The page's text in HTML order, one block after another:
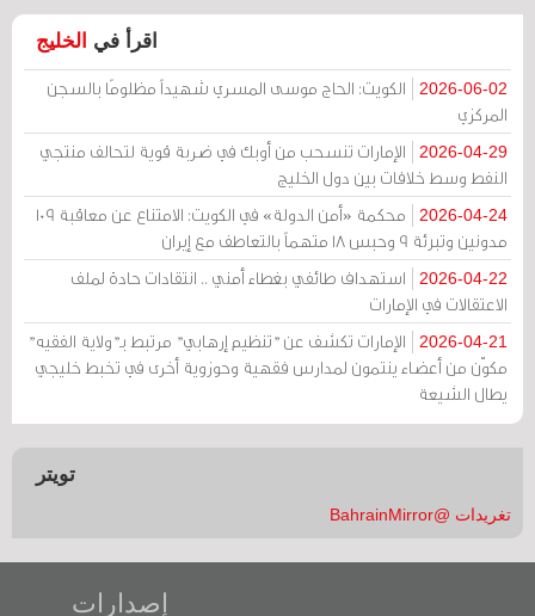
اقرأ في الخليج
2026-06-02
الكويت: الحاج موسى المسري شهيداً مظلومًا بالسجن
المركزي
2026-04-29
الإمارات تنسحب من أوبك في ضربة قوية لتحالف منتجي
النفط وسط خلافات بين دول الخليج
2026-04-24
محكمة «أمن الدولة» في الكويت: الامتناع عن معاقبة 109
مدونين وتبرئة 9 وحبس 18 متهماً بالتعاطف مع إيران
2026-04-22
استهداف طائفي بغطاء أمني .. انتقادات حادة لملف
الاعتقالات في الإمارات
2026-04-21
الإمارات تكشف عن "تنظيم إرهابي" مرتبط بـ"ولاية الفقيه"
مكوّن من أعضاء ينتمون لمدارس فقهية وحوزوية أخرى في تخبط خليجي
يطال الشيعة
تويتر
تغريدات @BahrainMirror
إصدارات